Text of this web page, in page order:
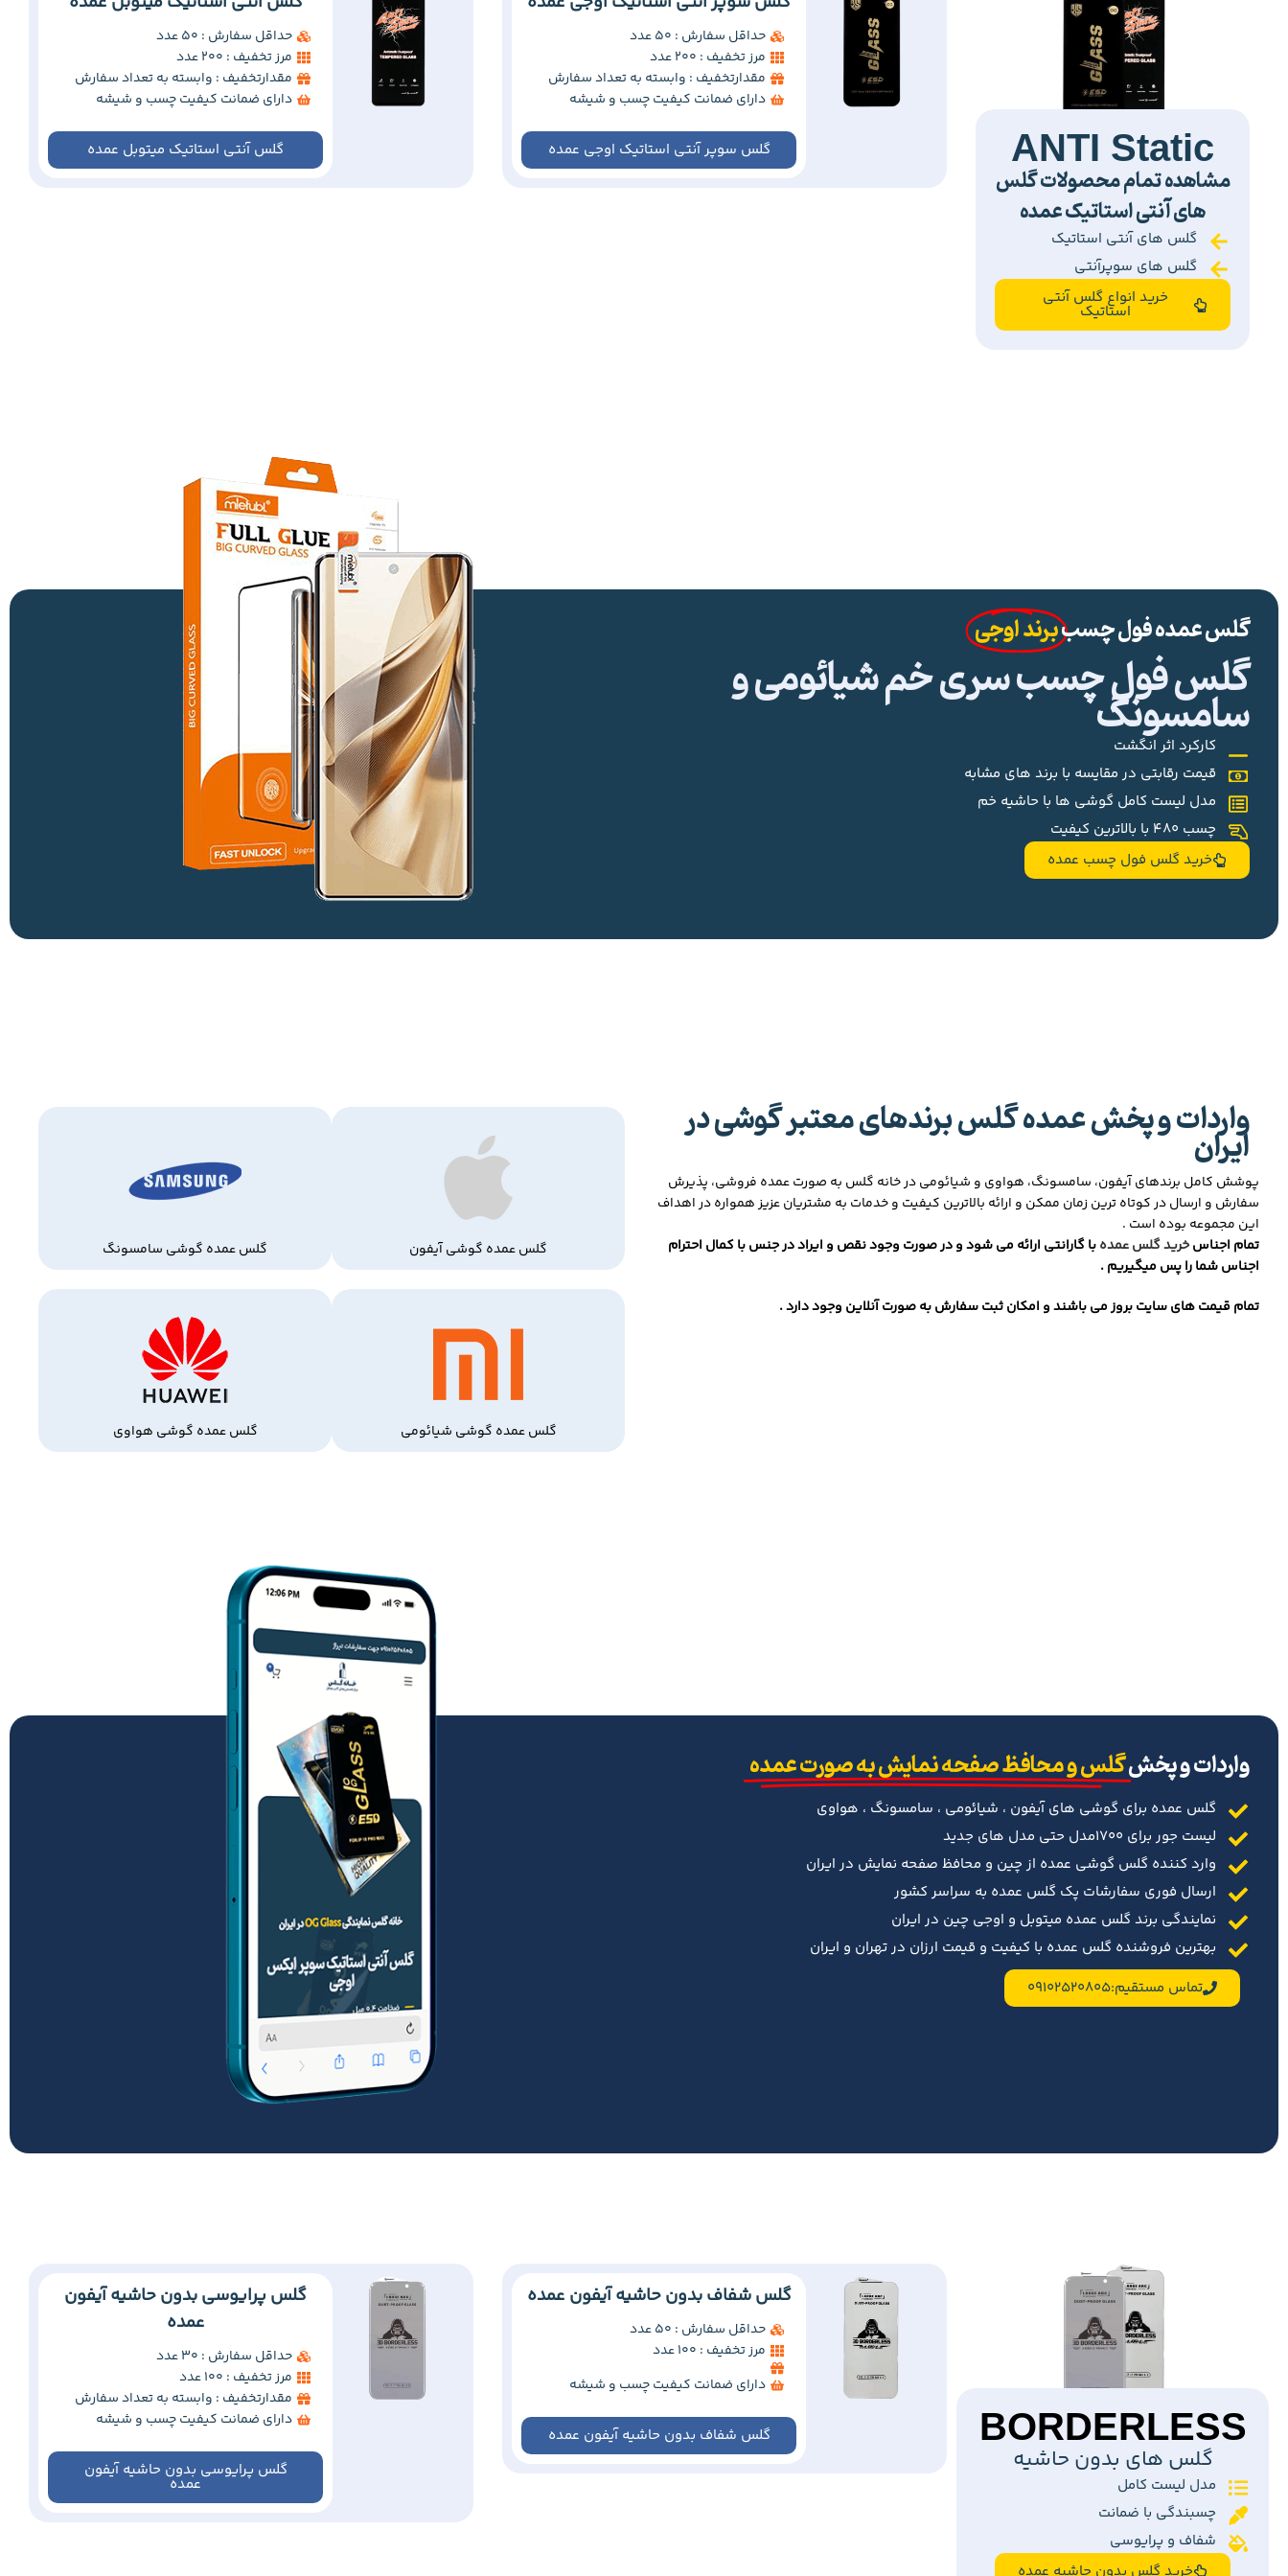
ANTI Static
مشاهده تمام محصولات گلس
های آنتی استاتیک عمده
گلس های آنتی استاتیک
گلس های سوپرآنتی
خرید انواع گلس آنتی
استاتیک
حداقل سفارش : 50 عدد
مرز تخفیف : 200 عدد
مقدارتخفیف : وابسته به تعداد سفارش
دارای ضمانت کیفیت چسب و شیشه
گلس سوپر آنتی استاتیک اوجی عمده
حداقل سفارش : 50 عدد
مرز تخفیف : 200 عدد
مقدارتخفیف : وابسته به تعداد سفارش
دارای ضمانت کیفیت چسب و شیشه
گلس آنتی استاتیک میتوبل عمده
گلس عمده فول چسببرند اوجی
گلس فول چسب سری خم شیائومی و
سامسونگ
کارکرد اثر انگشت
قیمت رقابتی در مقایسه با برند های مشابه
مدل لیست کامل گوشی ها با حاشیه خم
چسب 480 با بالاترین کیفیت
خرید گلس فول چسب عمده
واردات و پخش عمده گلس برندهای معتبر گوشی در
ایران
پوشش کامل برندهای آیفون، سامسونگ، هواوی و شیائومی در خانه گلس به صورت عمده فروشی، پذیرش
سفارش و ارسال در کوتاه ترین زمان ممکن و ارائه بالاترین کیفیت و خدمات به مشتریان عزیز همواره در اهداف
این مجموعه بوده است .
تمام اجناسخرید گلس عمدهبا گارانتی ارائه می شود و در صورت وجود نقص و ایراد در جنس با کمال احترام
اجناس شما را پس میگیریم .
تمام قیمت های سایت بروز می باشند و امکان ثبت سفارش به صورت آنلاین وجود دارد .
گلس عمده گوشی آیفون گلس عمده گوشی سامسونگ
گلس عمده گوشی شیائومی گلس عمده گوشی هواوی
‌واردات و پخشگلس و محافظ صفحه نمایش به صورت عمده
گلس عمده برای گوشی های آیفون ، شیائومی ، سامسونگ ، هواوی
لیست جور برای 1700مدل حتی مدل های جدید
وارد کننده گلس گوشی عمده از چین و محافظ صفحه نمایش در ایران
ارسال فوری سفارشات پک گلس عمده به سراسر کشور
نمایندگی برند گلس عمده میتوبل و اوجی چین در ایران
بهترین فروشنده گلس عمده با کیفیت و قیمت ارزان در تهران و ایران
تماس مستقیم:09102520805
BORDERLESS
گلس های بدون حاشیه
مدل لیست کامل
چسبندگی با ضمانت
شفاف و پرایوسی
گلس شفاف بدون حاشیه آیفون عمده
حداقل سفارش : 50 عدد
مرز تخفیف : 100 عدد
دارای ضمانت کیفیت چسب و شیشه
گلس شفاف بدون حاشیه آیفون عمده
گلس پرایوسی بدون حاشیه آیفون
عمده
حداقل سفارش : 30 عدد
مرز تخفیف : 100 عدد
مقدارتخفیف : وابسته به تعداد سفارش
دارای ضمانت کیفیت چسب و شیشه
گلس پرایوسی بدون حاشیه آیفون
عمده